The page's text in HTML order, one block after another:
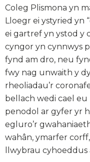
Coleg Plismona yn
Lloegr ei ystyried yn
ei gartref yn ystod y
cyngor yn cynnwys
fynd am dro, neu
fwy nag unwaith y
rheoliadau’r
bellach wedi cael
penodol ar gyfer yr
egluro’r
wahân, ymarfer
llwybrau